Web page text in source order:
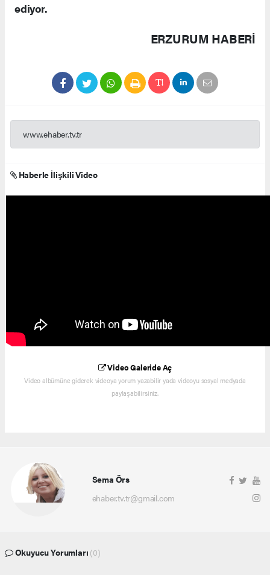
ediyor.
ERZURUM HABERİ
www.ehaber.tv.tr
Haberle İlişkili Video
Video Galeride Aç
Video albümüne giderek videoya yorum yazabilir yada videoyu sosyal medyada
paylaşabilirsiniz.
Sema Örs
ehaber.tv.tr@gmail.com
Okuyucu Yorumları (0)